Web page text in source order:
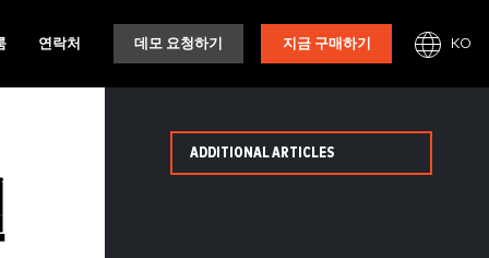
연락처 데모 요청하기 지금 구매하기 KO
ADDITIONAL ARTICLES